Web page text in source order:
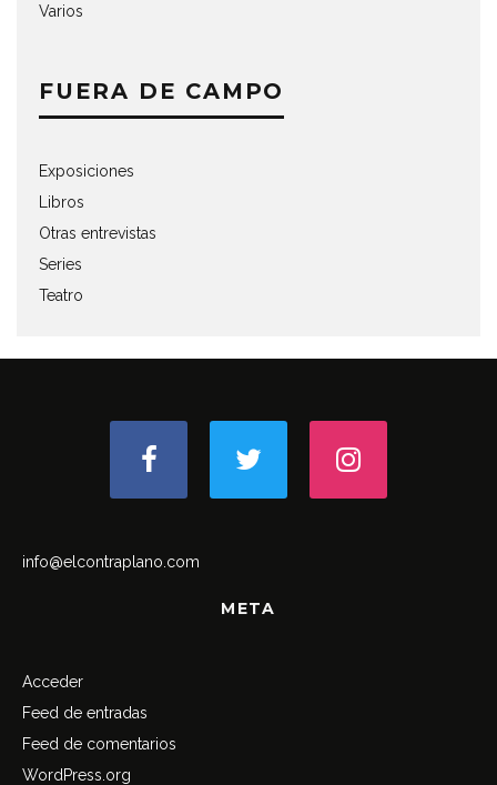
Varios
FUERA DE CAMPO
Exposiciones
Libros
Otras entrevistas
Series
Teatro
info@elcontraplano.com
META
Acceder
Feed de entradas
Feed de comentarios
WordPress.org